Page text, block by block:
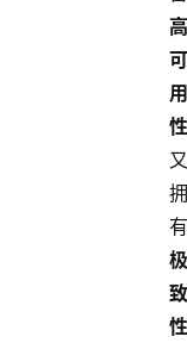
高
可
用
性
又
拥
有
极
致
性